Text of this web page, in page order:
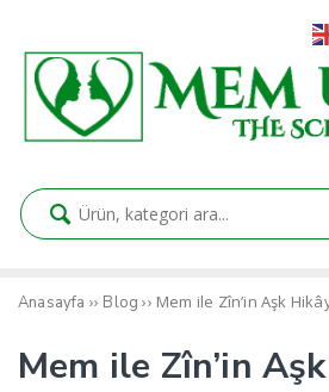
Anasayfa ›› Blog ›› Mem ile Zîn’in Aşk
Mem ile Zîn’in